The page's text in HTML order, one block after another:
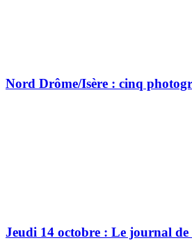
Nord Drôme/Isère : cinq
Jeudi 14 octobre : Le journal de